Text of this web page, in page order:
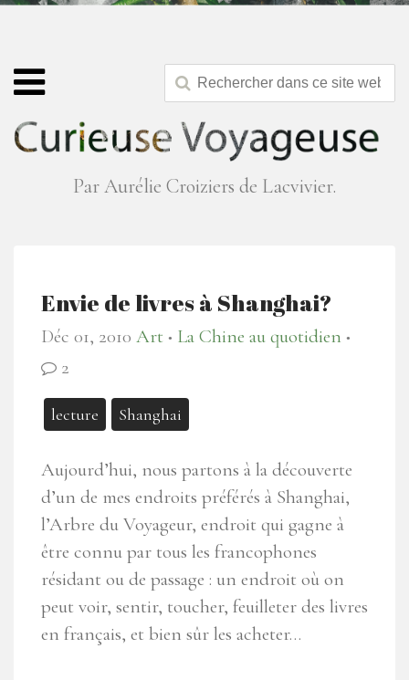
Par Aurélie Croiziers de Lacvivier.
Envie de livres à Shanghai?
Déc 01, 2010 Art ● La Chine au quotidien ●
2
lecture Shanghai
Aujourd’hui, nous partons à la découverte
d’un de mes endroits préférés à Shanghai,
l’Arbre du Voyageur, endroit qui gagne à
être connu par tous les francophones
résidant ou de passage : un endroit où on
peut voir, sentir, toucher, feuilleter des livres
en français, et bien sûr les acheter…